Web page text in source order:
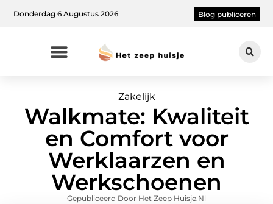
Donderdag 6 Augustus 2026 Blog publiceren
Zakelijk
Walkmate: Kwaliteit
en Comfort voor
Werklaarzen en
Werkschoenen
Gepubliceerd Door Het Zeep Huisje.nl